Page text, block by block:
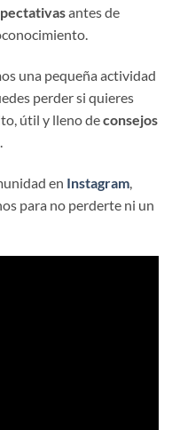
antes de
una pequeña actividad
perder si quieres
útil y lleno deconsejos
.
en Instagram
para no perderte ni un